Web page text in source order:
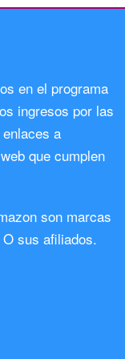
en el programa
ingresos por las
a
que cumplen
son marcas
sus afiliados.